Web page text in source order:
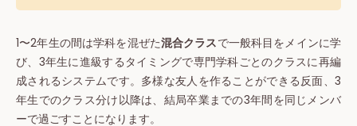
1〜2年生の間は学科を混ぜた混合クラスで一般科目をメインに学
び、3年生に進級するタイミングで専門学科ごとのクラスに再編
成されるシステムです。多様な友人を作ることができる反面、3
年生でのクラス分け以降は、結局卒業までの3年間を同じメンバ
ーで過ごすことになります。